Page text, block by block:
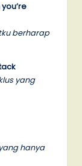
berharap
yang
hanya